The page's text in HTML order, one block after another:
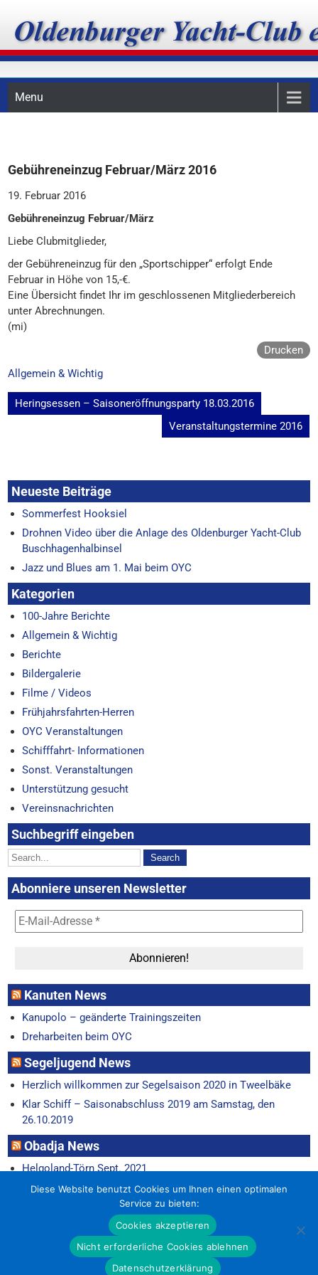
content
Oldenburger Yacht-Club
e.V.
Menu
Gebühreneinzug Februar/März 2016
19. Februar 2016
Gebühreneinzug Februar/März
Liebe Clubmitglieder,
der Gebühreneinzug für den „Sportschipper“ erfolgt Ende
Februar in Höhe von 15,-€.
Eine Übersicht findet Ihr im geschlossenen Mitgliederbereich
unter Abrechnungen.
(mi)
Drucken
Allgemein & Wichtig
Beitragsnavigation
Heringsessen – Saisoneröffnungsparty 18.03.2016
Veranstaltungstermine 2016
Neueste Beiträge
Sommerfest Hooksiel
Drohnen Video über die Anlage des Oldenburger Yacht-Club
Buschhagenhalbinsel
Jazz und Blues am 1. Mai beim OYC
Kategorien
100-Jahre Berichte
Allgemein & Wichtig
Berichte
Bildergalerie
Filme / Videos
Frühjahrsfahrten-Herren
OYC Veranstaltungen
Schifffahrt- Informationen
Sonst. Veranstaltungen
Unterstützung gesucht
Vereinsnachrichten
Suchbegriff eingeben
Abonniere unseren Newsletter
Kanuten News
Kanupolo – geänderte Trainingszeiten
Dreharbeiten beim OYC
Segeljugend News
Herzlich willkommen zur Segelsaison 2020 in Tweelbäke
Klar Schiff – Saisonabschluss 2019 am Samstag, den
26.10.2019
Obadja News
Helgoland-Törn Sept. 2021
Horum-Regatta 22.6.
Oldenburger Yacht-Club e.V. 2026 . Powered by WordPress
Diese Website benutzt Cookies um Ihnen einen optimalen
Service zu bieten:
Cookies akzeptieren
Nicht erforderliche Cookies ablehnen
Datenschutzerklärung